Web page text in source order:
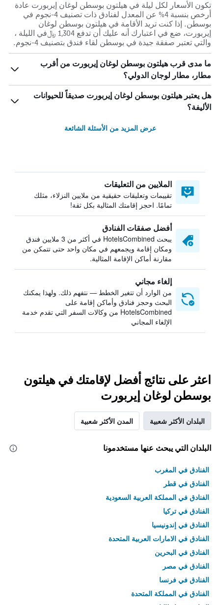
تكون الأسعار لكل ليلة في هيلتون بوسطن لوغان إيربورت عادة
أرخص بنسبة 4% عن المعدل لفنادق ذات تصنيف 4-نجوم في
بوسطن. إذا كنت تريد الأقامة في هيلتون بوسطن لوغان
إيربورت، ضع في اعتبارك أنه عليك أن تدفع 1,304 ﷼في الليلة ،
والتي تعتبر صفقة جيدة في بوسطن لقاء فندق بتصنيف 4-نجوم.
ما مدى قرب هيلتون بوسطن لوغان إيربورت من أقرب
مطار، مطار لوجان الدولي؟
هل يعتبر هيلتون بوسطن لوغان إيربورت صديقاً للحيوانات
الأليفة؟
عرض المزيد من الأسئلة الشائعة
الملايين من التعليقات
تقييمات وتعليقات حقيقية من ملايين النزلاء، مثلك
تمامًا. احجز إقامتك المثالية بكل ثقة!
أفضل صفقات الفنادق
يبحث HotelsCombined في أكثر من 3 ملايين فندق
ومكان إقامة ويجمعهم في مكان واحد حتى تتمكن من
مقارنة أماكن الإقامة المثالية.
إلغاء مجاني
من الوارد أن تتغير الخطط — نتفهم ذلك. ولهذا يمكنك
البحث وحجز فنادق وأماكن إقامة على
HotelsCombined من وكالات السفر التي تقدم خدمة
الإلغاء المجاني
اعثر على نتائج أفضل لإقامتك في هيلتون
بوسطن لوغان إيربورت
البلدان الأكثر شعبية المدن الأكثر شعبية
البلدان التي يبحث عنها مستخدمونا
الفنادق في المغرب
الفنادق في قطر
الفنادق في المملكة العربية السعودية
الفنادق في تركيا
الفنادق في إندونيسيا
الفنادق في الامارات العربية المتحدة
الفنادق في البحرين
الفنادق في مصر
الفنادق في فرنسا
الفنادق في المملكة المتحدة